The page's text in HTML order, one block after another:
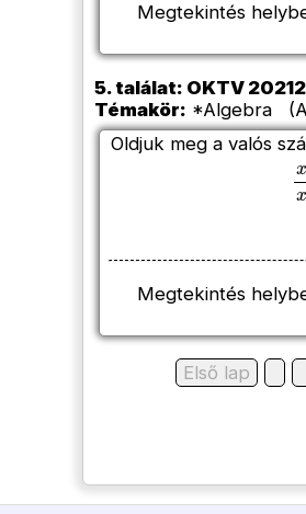
Megtekintés
5. találat: OKTV
Témakör: *Algebra
Oldjuk meg a valós
x
Megtekintés
Első lap